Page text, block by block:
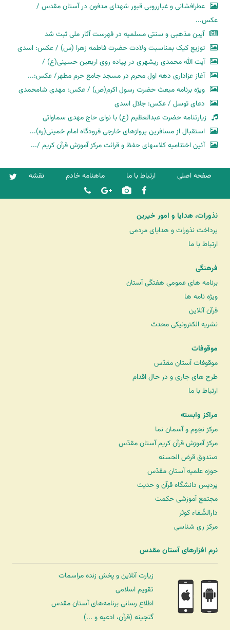
عطرافشانی و غبارروبی قبور شهدای مدفون در آستان مقدس /
عکس...
آیین مذهبی و سنتی مسلمیه در فهرست آثار ملی ثبت شد
توزیع کیک بمناسبت ولادت حضرت فاطمه زهرا (س) / عکس: اسدی
آیت الله محمدی ریشهری در پیاده روی اربعین حسینی(ع) /
آغاز عزاداری دهه اول محرم در مسجد جامع حرم مطهر/ عکس:...
ویژه برنامه مبعث حضرت رسول اکرم(ص) / عکس: مهدی شامحمدی
دعای توسل / عکس: جلال اسدی
زیارتنامه حضرت عبدالعظیم (ع) با نوای حاج مهدی سماواتی
استقبال از مسافرین پروازهای خارجی فرودگاه امام خمینی(ره)...
آئین اختتامیه کلاسهای حفظ و قرائت مرکز آموزش قرآن کریم /...
صفحه اصلی ارتباط با ما ماهنامه خادم نقشه
نذورات، هدایا و امور خیرین
پرداخت نذورات و هدایای مردمی
ارتباط با ما
فرهنگی
برنامه های عمومی هفتگی آستان
ویژه نامه ها
قرآن آنلاین
نشریه الکترونیکی محدث
موقوفات
موقوفات آستان مقدّس
طرح های جاری و در حال اقدام
ارتباط با ما
مراکز وابسته
مرکز نجوم و آسمان نما
مرکز آموزش قرآن کریم آستان مقدّس
صندوق قرض الحسنه
حوزه علمیه آستان مقدّس
پردیس دانشگاه قرآن و حدیث
مجتمع آموزشی حکمت
دارالشّفاء کوثر
مرکز ری شناسی
نرم افزارهای آستان مقدس
زیارت آنلاین و پخش زنده مراسمات
تقویم اسلامی
اطلاع رسانی برنامه‌های آستان مقدس
گنجینه (قرآن، ادعیه و ...)